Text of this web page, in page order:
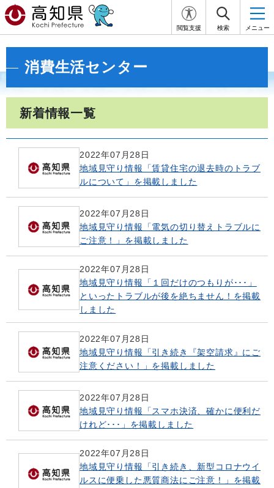
閲覧支援 検索 メニュー
消費生活センター
新着情報一覧
2022年07月28日
地域見守り情報「賃貸住宅の退去時のトラブ
ルについて」を掲載しました
2022年07月28日
地域見守り情報「電気の切り替えトラブルに
ご注意！」を掲載しました
2022年07月28日
地域見守り情報「１回だけのつもりが･･･」
といったトラブルが後を絶ちません！を掲載
しました
2022年07月28日
地域見守り情報「引き続き『架空請求』にご
注意ください！」を掲載しました
2022年07月28日
地域見守り情報「スマホ決済、確かに便利だ
けれど･･･」を掲載しました
2022年07月28日
地域見守り情報「引き続き、新型コロナウイ
ルスに便乗した悪質商法にご注意！」を掲載